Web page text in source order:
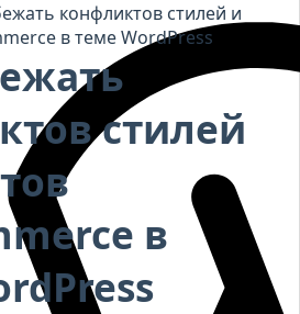
конфликтов стилей и
в теме WordPress
стилей
в